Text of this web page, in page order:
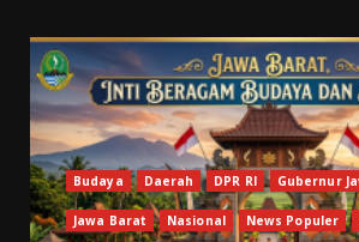
Budaya Daerah DPR RI Gubernur
Jawa Barat Nasional News Populer